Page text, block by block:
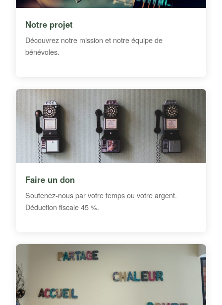
Notre projet
Découvrez notre mission et notre équipe de
bénévoles.
Faire un don
Soutenez-nous par votre temps ou votre argent.
Déduction fiscale 45 %.